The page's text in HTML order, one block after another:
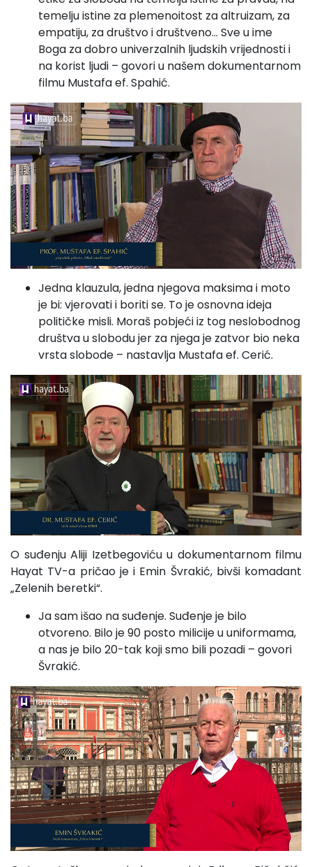
temelju istine za plemenoitost za altruizam, za
empatiju, za društvo i društveno… Sve u ime
Boga za dobro univerzalnih ljudskih vrijednosti i
na korist ljudi – govori u našem dokumentarnom
filmu Mustafa ef. Spahić.
Jedna klauzula, jedna njegova maksima i moto
je bi: vjerovati i boriti se. To je osnovna ideja
političke misli. Moraš pobjeći iz tog neslobodnog
društva u slobodu jer za njega je zatvor bio neka
vrsta slobode – nastavlja Mustafa ef. Cerić.
O suđenju Aliji Izetbegoviću u dokumentarnom filmu
Hayat TV-a pričao je i Emin Švrakić, bivši komadant
„Zelenih beretki“.
Ja sam išao na suđenje. Suđenje je bilo
otvoreno. Bilo je 90 posto milicije u uniformama,
a nas je bilo 20-tak koji smo bili pozadi – govori
Švrakić.